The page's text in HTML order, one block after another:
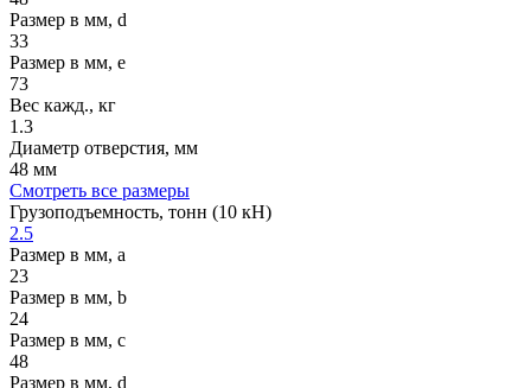
Размер в мм, d
33
Размер в мм, e
73
Вес кажд., кг
1.3
Диаметр отверстия, мм
48 мм
Смотреть все размеры
Грузоподъемность, тонн (10 кН)
2.5
Размер в мм, a
23
Размер в мм, b
24
Размер в мм, c
48
Размер в мм, d